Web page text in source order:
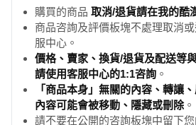
購買的商品 取消/退貨請在我的酷
商品咨詢及評價板塊不處理取消
服中心。
價格、賣家、換貨/退貨及配送等
請使用客服中心的1:1咨詢 。
「商品本身」無關的內容、轉讓
內容可能會被移動、隱藏或刪除。
請不要在公開的咨詢板塊中留下